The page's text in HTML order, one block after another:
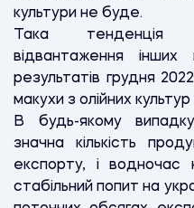
культури не буде.
Така тенденція
відвантаження інших
результатів грудня
макухи з олійних
В будь-якому
значна кількість
експорту, і водночас
стабільний попит на